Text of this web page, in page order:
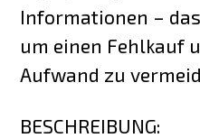
Informationen –
um einen Fehlkauf
Aufwand zu
BESCHREIBUNG: